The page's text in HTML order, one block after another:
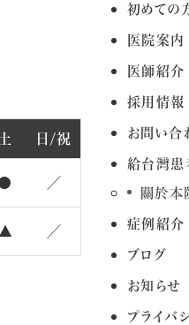
土 日/祝
／
▲ ／
初めての
医院案内
医師紹介
採用情報
お問い合
給台灣患
關於本
症例紹介
ブログ
お知らせ
プライバ